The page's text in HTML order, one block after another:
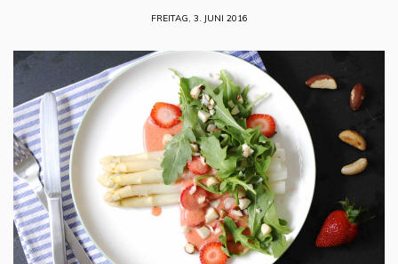
FREITAG, 3. JUNI 2016